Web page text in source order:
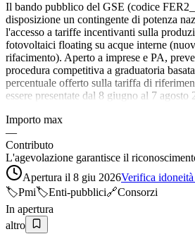
Il bando pubblico del GSE (codice
disposizione un contingente di potenza
l'accesso a tariffe incentivanti sulla
fotovoltaici floating su acque interne
rifacimento). Aperto a imprese e PA,
procedura competitiva a graduatoria
percentuale offerto sulla tariffa di
essere presentate dal 8 giugno al 7 agosto
Importo max
—
Contributo
L'agevolazione garantisce il
Apertura il 8 giu 2026Verifica
🏷️Pmi🏷️Enti-pubblici🔗Consorzi
In apertura
altro